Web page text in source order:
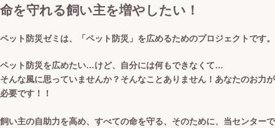
命を守れる飼い主を増やしたい！
ペット防災ゼミは、「ペット防災」を広めるためのプロジェクトです。
ペット防災を広めたい…けど、自分には何もできなくて…
そんな風に思っていませんか？そんなことありません！あなたのお力が
必要です！！
飼い主の自助力を高め、すべての命を守る、そのために、当センターで